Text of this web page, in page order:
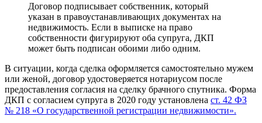
Договор подписывает собственник, который
указан в правоустанавливающих документах на
недвижимость. Если в выписке на право
собственности фигурируют оба супруга, ДКП
может быть подписан обоими либо одним.
В ситуации, когда сделка оформляется самостоятельно мужем
или женой, договор удостоверяется нотариусом после
предоставления согласия на сделку брачного спутника. Форма
ДКП с согласием супруга в 2020 году установлена ст. 42 ФЗ
№ 218 «О государственной регистрации недвижимости».